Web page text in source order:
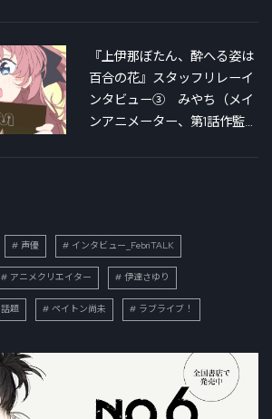
『上伊那ぼたん、酔へる姿は
百合の花』スタッフリレーイ
ンタビュー③ みやち（メイ
ンアニメーター、第1話作監）
声優 インタビュー_FebriTALK
アニメクリエイター 伊達さゆり
話題 ペイトン尚未 ラブライブ！